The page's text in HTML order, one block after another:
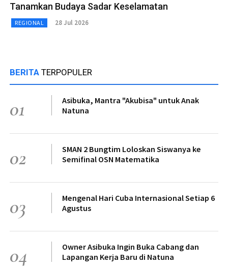
Tanamkan Budaya Sadar Keselamatan
REGIONAL 28 Jul 2026
BERITA TERPOPULER
01
Asibuka, Mantra "Akubisa" untuk Anak
Natuna
02
SMAN 2 Bungtim Loloskan Siswanya ke
Semifinal OSN Matematika
03
Mengenal Hari Cuba Internasional Setiap 6
Agustus
04
Owner Asibuka Ingin Buka Cabang dan
Lapangan Kerja Baru di Natuna